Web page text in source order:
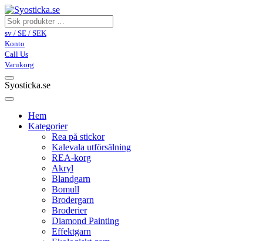
sv / SE / SEK
Konto
Call Us
Varukorg
Syosticka.se
Hem
Kategorier
Rea på stickor
Kalevala utförsälning
REA-korg
Akryl
Blandgarn
Bomull
Brodergarn
Broderier
Diamond Painting
Effektgarn